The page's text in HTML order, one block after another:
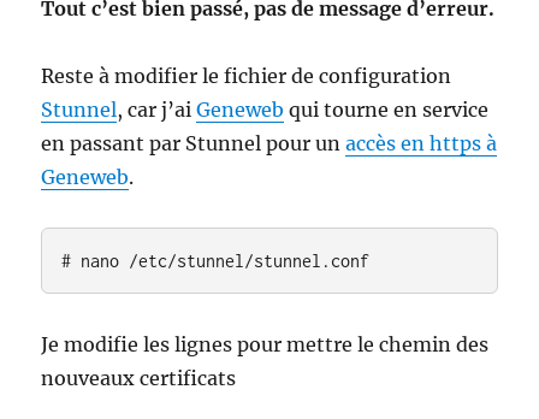
Tout c’est bien passé, pas de message d’erreur.
Reste à modifier le fichier de configuration
Stunnel, car j’aiGeneweb qui tourne en service
en passant par Stunnel pour unaccès en https à
Geneweb.
# nano /etc/stunnel/stunnel.conf
Je modifie les lignes pour mettre le chemin des
nouveaux certificats